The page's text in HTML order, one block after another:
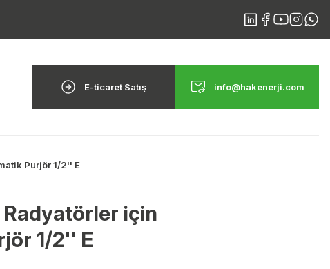
E-ticaret Satış info@hakenerji.com
Purjör 1/2'' E
için
1/2'' E